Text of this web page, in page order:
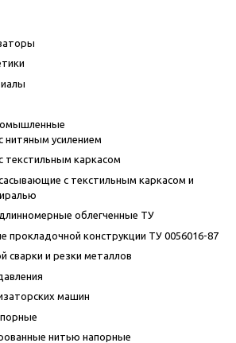
нитяным усилением
текстильным каркасом
с текстильным каркасом и
облегченные ТУ
прокладочной конструкции ТУ 0056016-87
сварки и резки металлов
машин
нитью напорные